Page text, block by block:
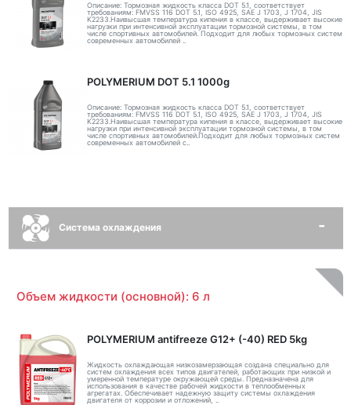
Описание: Тормозная жидкость класса DOT 5.1, соответствует
требованиям: FMVSS 116 DOT 5.1, ISO 4925, SAE J 1703, J 1704, JIS
K2233.Наивысшая температура кипения в классе, выдерживает высокие
нагрузки при интенсивной эксплуатации тормозной системы, в том
числе спортивных автомобилей. Подходит для любых тормозных систем
современных автомобилей ..
POLYMERIUM DOT 5.1 1000g
Описание: Тормозная жидкость класса DOT 5.1, соответствует
требованиям: FMVSS 116 DOT 5.1, ISO 4925, SAE J 1703, J 1704, JIS
K2233.Наивысшая температура кипения в классе, выдерживает высокие
нагрузки при интенсивной эксплуатации тормозной системы, в том
числе спортивных автомобилей.Подходит для любых тормозных систем
современных автомобилей с..
Система охлаждения
Объем жидкости (основной): 6 л
POLYMERIUM antifreeze G12+ (-40) RED 5kg
Жидкость охлаждающая низкозамерзающая создана специально для
систем охлаждения всех типов двигателей, работающих при низкой и
умеренной температуре окружающей среды. Предназначена для
использования в качестве рабочей жидкости в теплообменных
агрегатах. Обеспечивает надежную защиту системы охлаждения
двигателя от коррозии и отложений, ..